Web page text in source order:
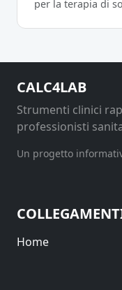
per la terapia di
CALC4LAB
Strumenti clinici
professionisti
Un progetto
Home